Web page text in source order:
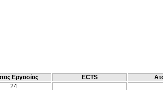
Εργασίας ECTS
24